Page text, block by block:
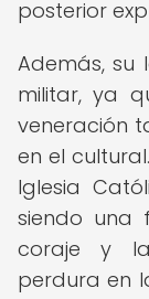
posterior
Además, su
militar, ya
veneración
en el
Iglesia
siendo una
coraje y la
perdura en